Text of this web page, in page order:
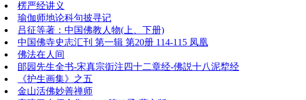
楞严经讲义
瑜伽师地论科句披寻记
吕征等著：中国佛教人物(上、下册)
中国佛寺史志汇刊 第一辑 第20册 114-115 凤凰
佛法在人间
郋园先生全书-宋真宗衘注四十二章经-佛説十八泥犂经
《护生画集》之五
金山活佛妙善禅师